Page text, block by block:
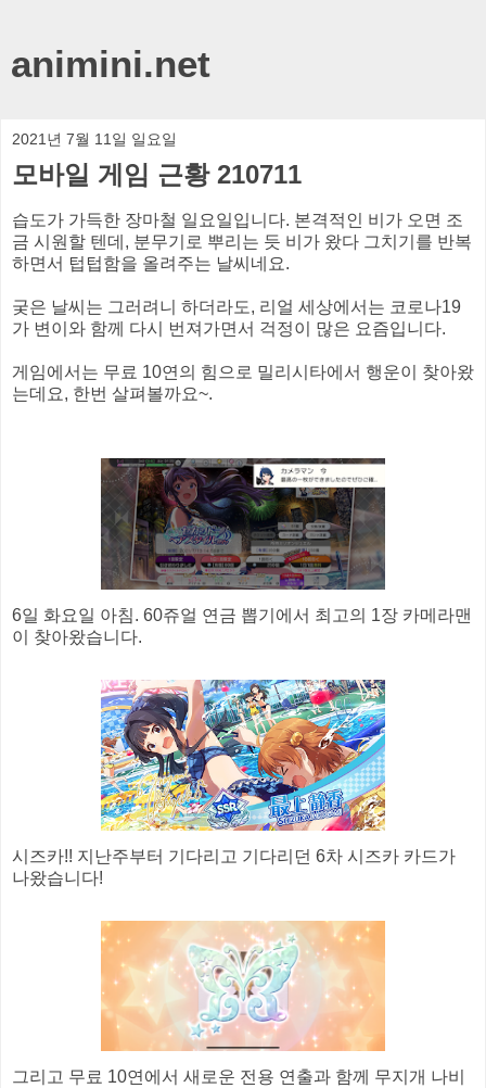
animini.net
2021년 7월 11일 일요일
모바일 게임 근황 210711
습도가 가득한 장마철 일요일입니다. 본격적인 비가 오면 조
금 시원할 텐데, 분무기로 뿌리는 듯 비가 왔다 그치기를 반복
하면서 텁텁함을 올려주는 날씨네요.
궂은 날씨는 그러려니 하더라도, 리얼 세상에서는 코로나19
가 변이와 함께 다시 번져가면서 걱정이 많은 요즘입니다.
게임에서는 무료 10연의 힘으로 밀리시타에서 행운이 찾아왔
는데요, 한번 살펴볼까요~.
6일 화요일 아침. 60쥬얼 연금 뽑기에서 최고의 1장 카메라맨
이 찾아왔습니다.
시즈카!! 지난주부터 기다리고 기다리던 6차 시즈카 카드가
나왔습니다!
그리고 무료 10연에서 새로운 전용 연출과 함께 무지개 나비